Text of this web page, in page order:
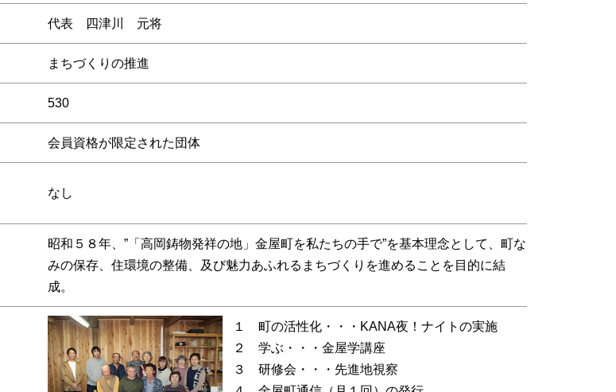
代表 四津川 元将
まちづくりの推進
530
会員資格が限定された団体
なし
昭和５８年、”「高岡鋳物発祥の地」金屋町を私たちの手で”を基本理念として、町な
みの保存、住環境の整備、及び魅力あふれるまちづくりを進めることを目的に結
成。
１ 町の活性化・・・KANA夜！ナイトの実施
２ 学ぶ・・・金屋学講座
３ 研修会・・・先進地視察